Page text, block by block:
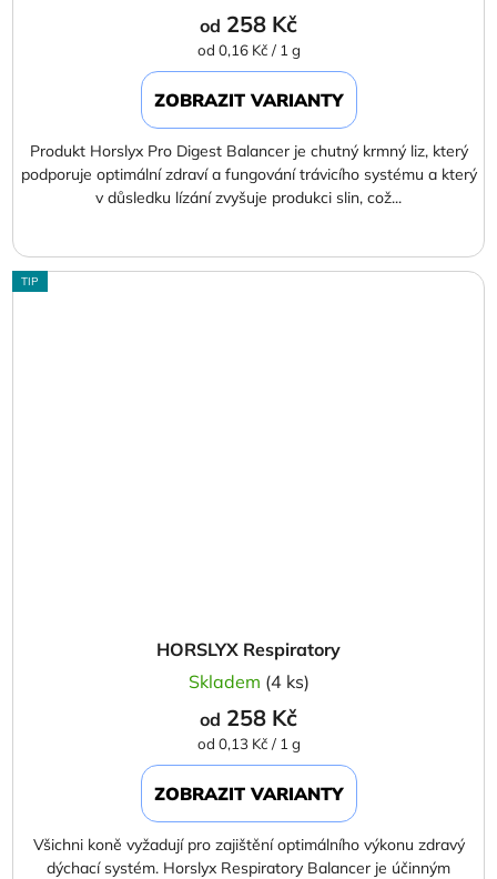
od 258 Kč
Měrná
cena:
od 0,16 Kč / 1 g
ZOBRAZIT VARIANTY
Produkt Horslyx Pro Digest Balancer je chutný krmný liz, který
podporuje optimální zdraví a fungování trávicího systému a který
v důsledku lízání zvyšuje produkci slin, což...
TIP
HORSLYX Respiratory
Skladem (4 ks)
od 258 Kč
Měrná
cena:
od 0,13 Kč / 1 g
ZOBRAZIT VARIANTY
Všichni koně vyžadují pro zajištění optimálního výkonu zdravý
dýchací systém. Horslyx Respiratory Balancer je účinným